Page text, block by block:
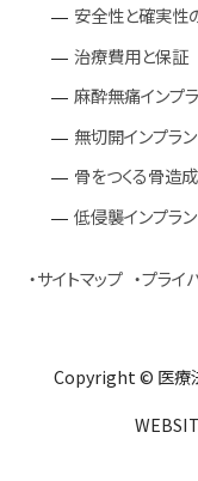
安全性と確実性
治療費用と保証
麻酔無痛インプ
無切開インプラ
骨をつくる骨造成
低侵襲インプラン
サイトマップ プライ
Copyright © 医療